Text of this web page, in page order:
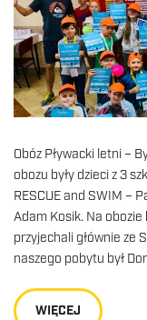
Obóz Pływacki letni –
obozu były dzieci z 3
RESCUE and SWIM –
Adam Kosik. Na
przyjechali głównie ze
naszego pobytu był
WIĘCEJ